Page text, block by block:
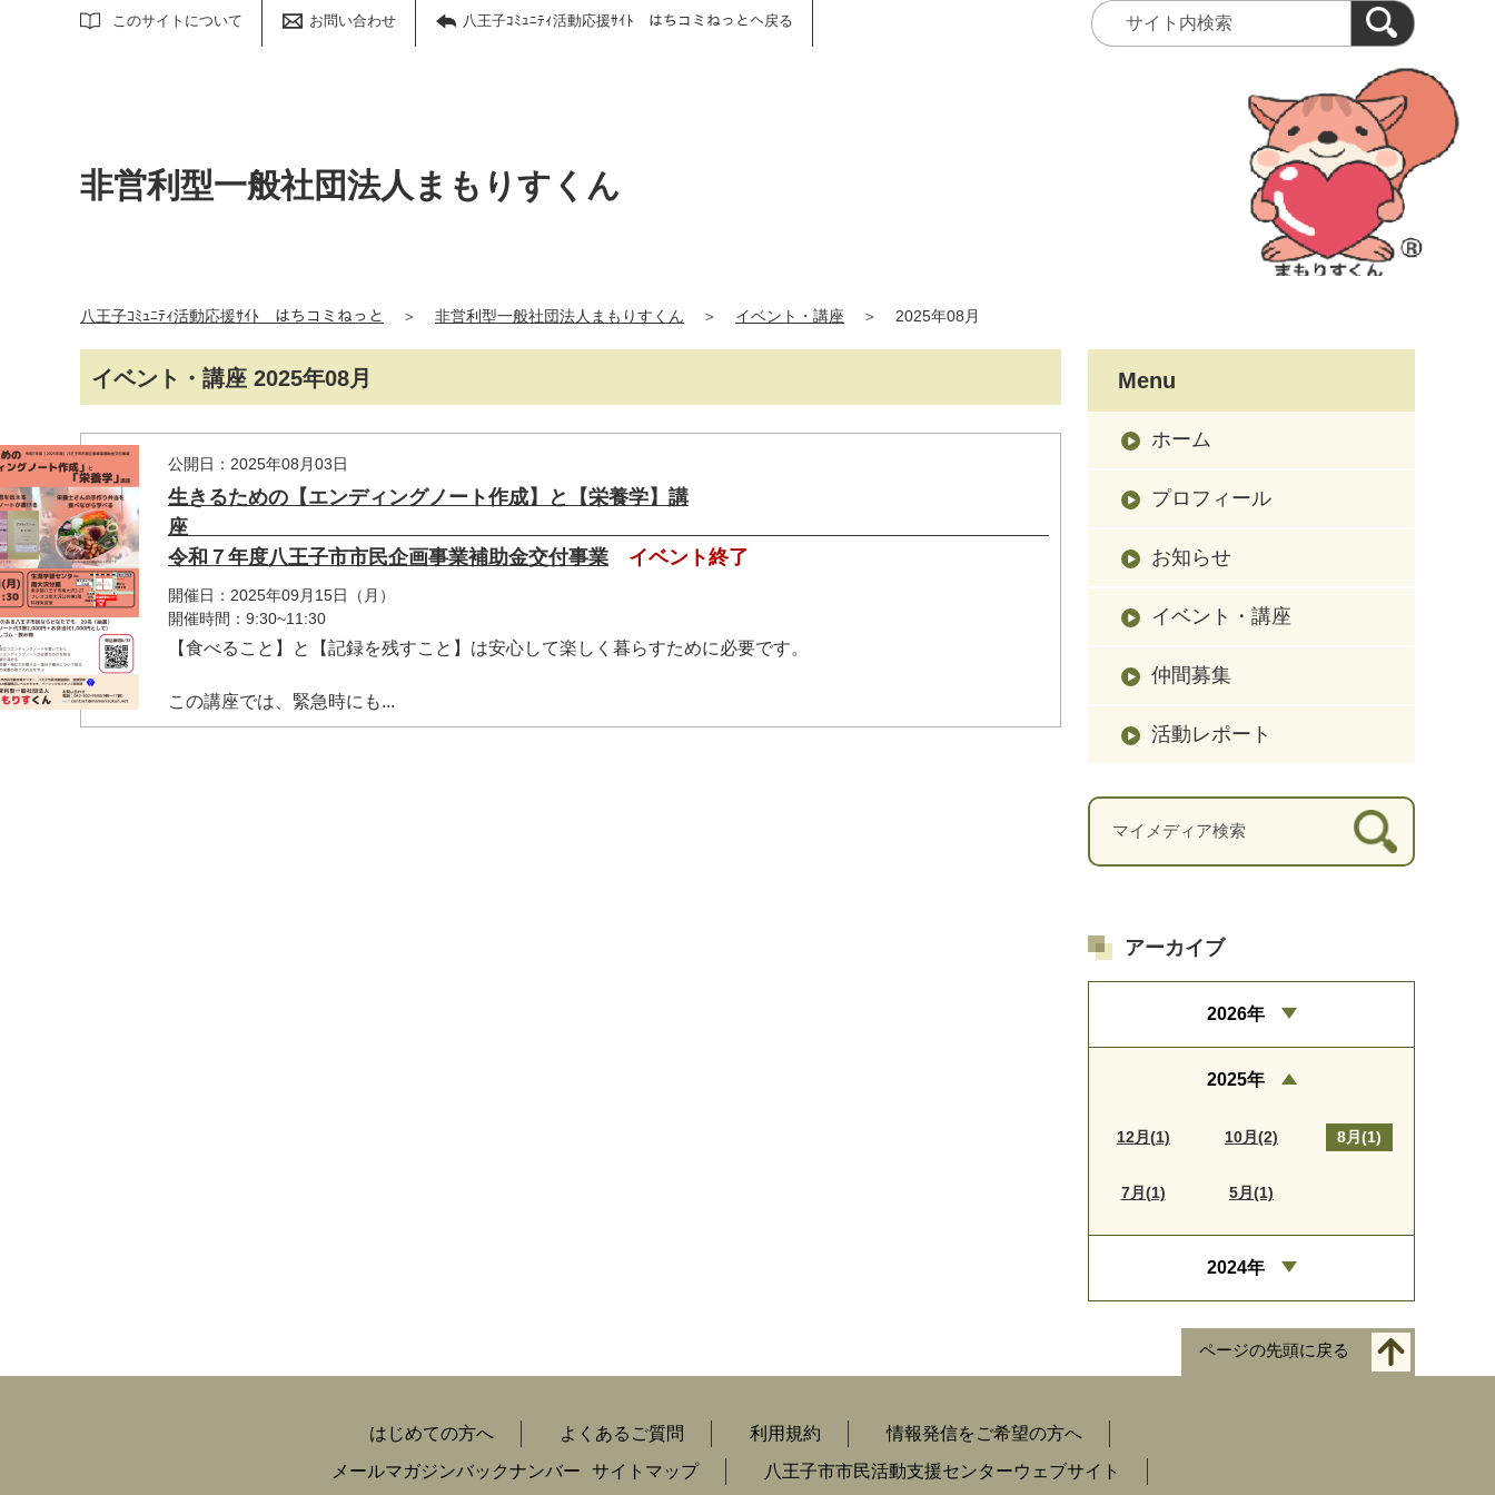
このサイトについて お問い合わせ 八王子ｺﾐｭﾆﾃｨ活動応援ｻｲﾄ はちコミねっとへ戻る
サイト内検索
非営利型一般社団法人まもりすくん
八王子ｺﾐｭﾆﾃｨ活動応援ｻｲﾄ はちコミねっと ＞ 非営利型一般社団法人まもりすくん ＞ イベント・講座 ＞ 2025年08月
イベント・講座 2025年08月
公開日：2025年08月03日
生きるための【エンディングノート作成】と【栄養学】講
座
令和７年度八王子市市民企画事業補助金交付事業
イベント終了
開催日：2025年09月15日（月）
開催時間：9:30~11:30
【食べること】と【記録を残すこと】は安心して楽しく暮らすために必要です。
この講座では、緊急時にも...
Menu
ホーム
プロフィール
お知らせ
イベント・講座
仲間募集
活動レポート
アーカイブ
2026年
2025年
12月(1) 10月(2) 8月(1)
7月(1) 5月(1)
2024年
ページの先頭に戻る
はじめての方へ よくあるご質問 利用規約
情報発信をご希望の方へ
メールマガジンバックナンバー
サイトマップ 八王子市市民活動支援センターウェブサイト